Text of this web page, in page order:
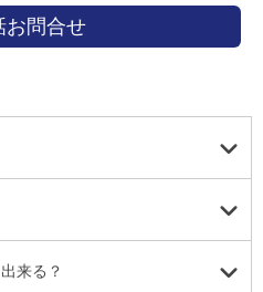
お問合せ
来る？